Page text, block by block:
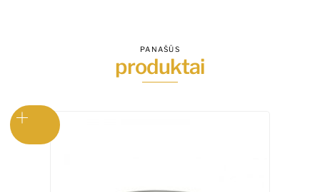
PANAŠŪS
produktai